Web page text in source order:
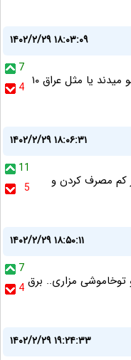
۱۴۰۲/۲/۲۹ ۱۸:۰۳:۰۹
7
4 مگه ایران برق اضافه داره! حالا اینا پولشو میدند یا مثل عراق ۱۰
۱۴۰۲/۲/۲۹ ۱۸:۰۶:۳۱
11
5
کم مصرف کردن و
۱۴۰۲/۲/۲۹ ۱۸:۵۰:۱۱
7
4 توخاموشی مزاری.. برق
۱۴۰۲/۲/۲۹ ۱۹:۲۴:۳۳